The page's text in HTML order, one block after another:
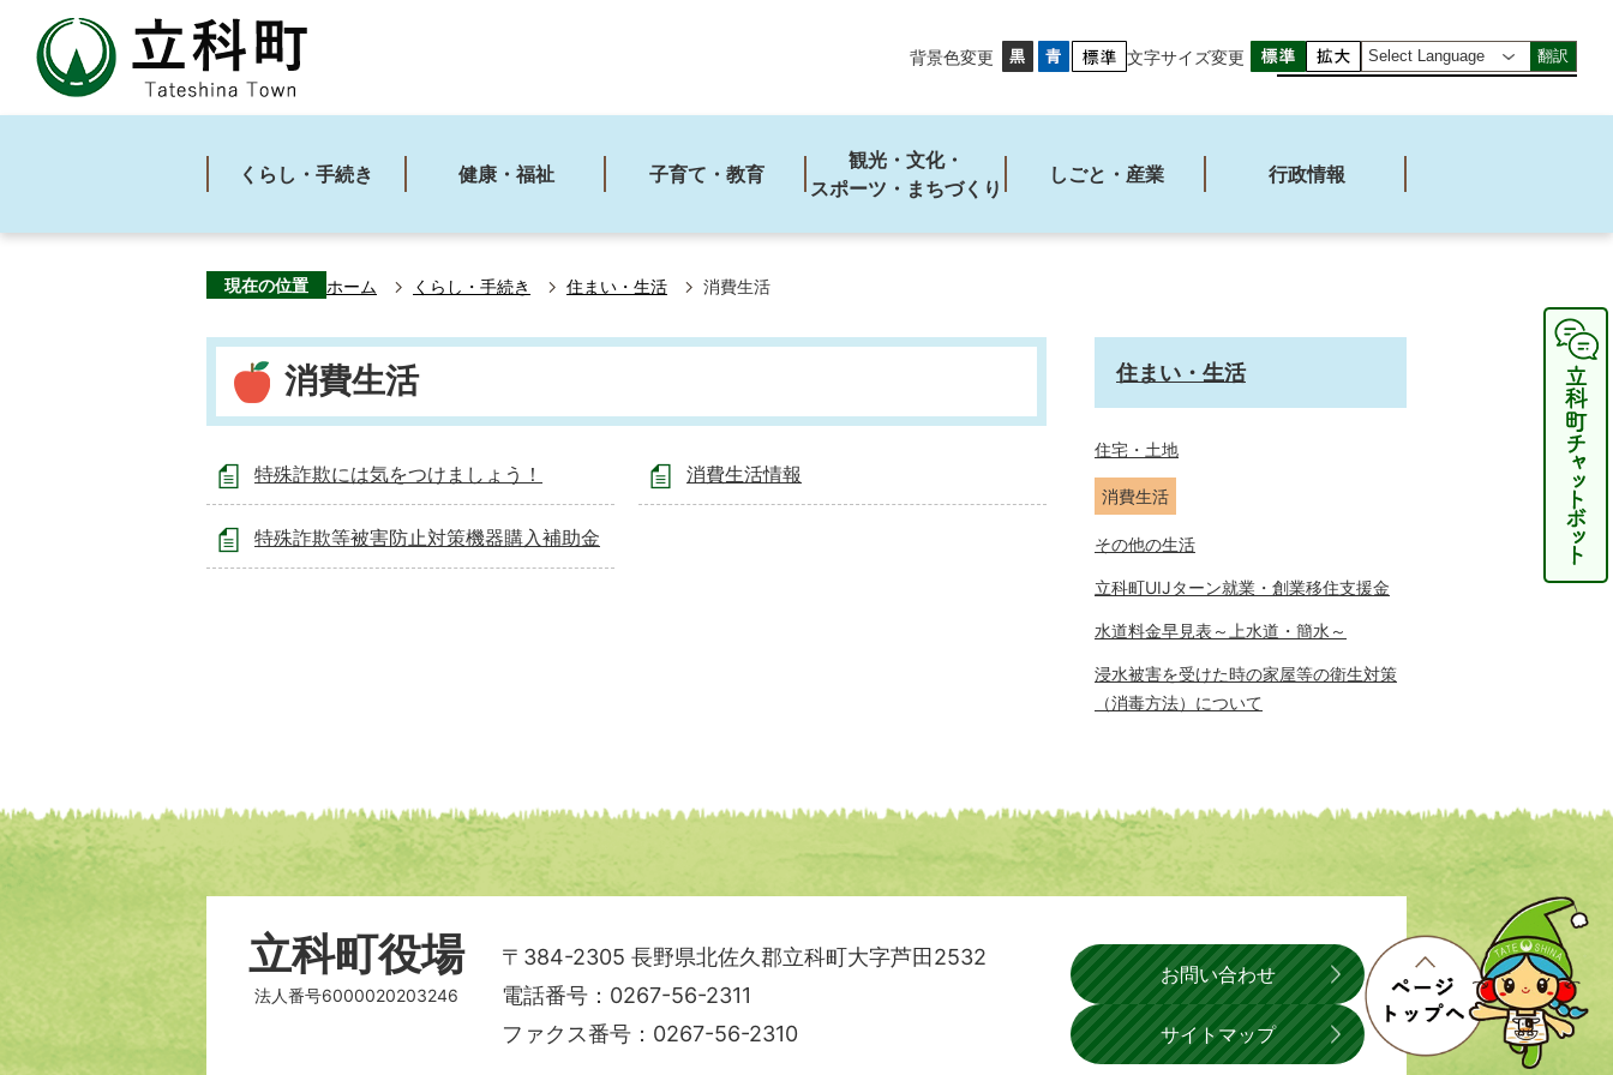
背景色変更 文字サイズ変更 翻訳
くらし・手続き 健康・福祉 子育て・教育
観光・文化・
スポーツ・まちづくり
しごと・産業 行政情報
現在の位置 ホーム くらし・手続き 住まい・生活 消費生活
消費生活
特殊詐欺には気をつけましょう！ 消費生活情報
特殊詐欺等被害防止対策機器購入補助金
住まい・生活
住宅・土地
消費生活
その他の生活
立科町UIJターン就業・創業移住支援金
水道料金早見表～上水道・簡水～
浸水被害を受けた時の家屋等の衛生対策
（消毒方法）について
立科町役場
法人番号6000020203246
〒384-2305 長野県北佐久郡立科町大字芦田2532
電話番号：0267-56-2311
ファクス番号：0267-56-2310
お問い合わせ
サイトマップ